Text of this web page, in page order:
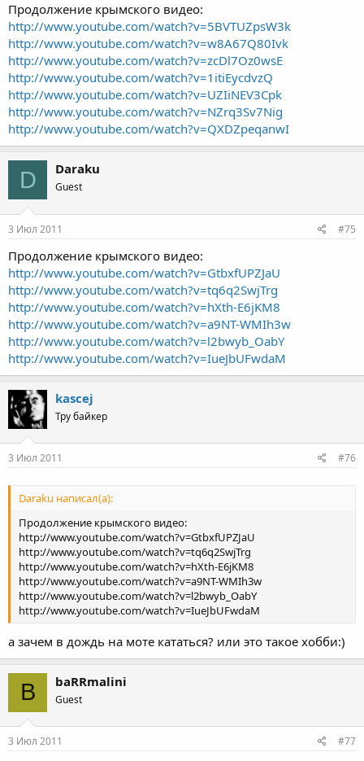
Продолжение крымского видео:
http://www.youtube.com/watch?v=5BVTUZpsW3k
http://www.youtube.com/watch?v=w8A67Q80Ivk
http://www.youtube.com/watch?v=zcDl7Oz0wsE
http://www.youtube.com/watch?v=1itiEycdvzQ
http://www.youtube.com/watch?v=UZIiNEV3Cpk
http://www.youtube.com/watch?v=NZrq3Sv7Nig
http://www.youtube.com/watch?v=QXDZpeqanwI
D Daraku
Guest
3 Июл 2011 #75
Продолжение крымского видео:
http://www.youtube.com/watch?v=GtbxfUPZJaU
http://www.youtube.com/watch?v=tq6q2SwjTrg
http://www.youtube.com/watch?v=hXth-E6jKM8
http://www.youtube.com/watch?v=a9NT-WMIh3w
http://www.youtube.com/watch?v=l2bwyb_OabY
http://www.youtube.com/watch?v=IueJbUFwdaM
kascej
Тру байкер
3 Июл 2011 #76
Daraku написал(а):
Продолжение крымского видео:
http://www.youtube.com/watch?v=GtbxfUPZJaU
http://www.youtube.com/watch?v=tq6q2SwjTrg
http://www.youtube.com/watch?v=hXth-E6jKM8
http://www.youtube.com/watch?v=a9NT-WMIh3w
http://www.youtube.com/watch?v=l2bwyb_OabY
http://www.youtube.com/watch?v=IueJbUFwdaM
а зачем в дождь на моте кататься? или это такое хобби:)
B baRRmalini
Guest
3 Июл 2011 #77